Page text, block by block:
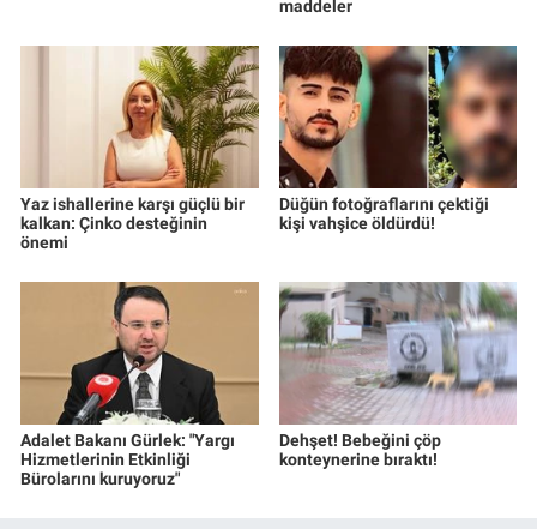
maddeler
Yaz ishallerine karşı güçlü bir
kalkan: Çinko desteğinin
önemi
Düğün fotoğraflarını çektiği
kişi vahşice öldürdü!
Adalet Bakanı Gürlek: "Yargı
Hizmetlerinin Etkinliği
Bürolarını kuruyoruz"
Dehşet! Bebeğini çöp
konteynerine bıraktı!